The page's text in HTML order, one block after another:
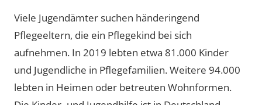
Viele Jugendämter suchen händeringend
Pflegeeltern, die ein Pflegekind bei sich
aufnehmen. In 2019 lebten etwa 81.000 Kinder
und Jugendliche in Pflegefamilien. Weitere 94.000
lebten in Heimen oder betreuten Wohnformen.